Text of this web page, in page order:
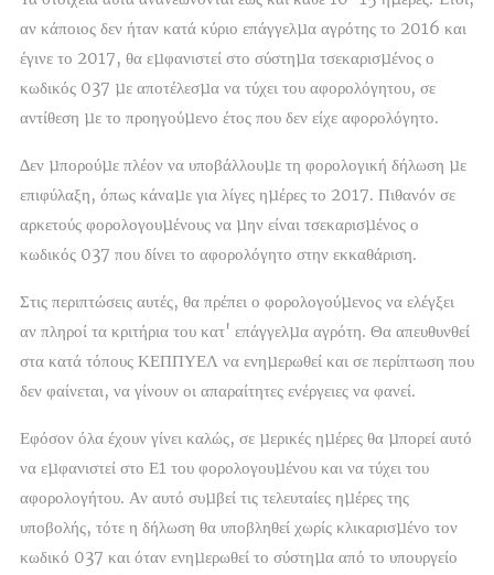
αν κάποιος δεν ήταν κατά κύριο επάγγελµα αγρότης το 2016 και
έγινε το 2017, θα εµφανιστεί στο σύστηµα τσεκαρισµένος ο
κωδικός 037 µε αποτέλεσµα να τύχει του αφορολόγητου, σε
αντίθεση µε το προηγούµενο έτος που δεν είχε αφορολόγητο.
∆εν µπορούµε πλέον να υποβάλλουµε τη φορολογική δήλωση µε
επιφύλαξη, όπως κάναµε για λίγες ηµέρες το 2017. Πιθανόν σε
αρκετούς φορολογουµένους να µην είναι τσεκαρισµένος ο
κωδικός 037 που δίνει το αφορολόγητο στην εκκαθάριση.
Στις περιπτώσεις αυτές, θα πρέπει ο φορολογούµενος να ελέγξει
αν πληροί τα κριτήρια του κατ' επάγγελµα αγρότη. Θα απευθυνθεί
στα κατά τόπους ΚΕΠΠΥΕΛ να ενηµερωθεί και σε περίπτωση που
δεν φαίνεται, να γίνουν οι απαραίτητες ενέργειες να φανεί.
Εφόσον όλα έχουν γίνει καλώς, σε µερικές ηµέρες θα µπορεί αυτό
να εµφανιστεί στο Ε1 του φορολογουµένου και να τύχει του
αφορολογήτου. Αν αυτό συµβεί τις τελευταίες ηµέρες της
υποβολής, τότε η δήλωση θα υποβληθεί χωρίς κλικαρισµένο τον
κωδικό 037 και όταν ενηµερωθεί το σύστηµα από το υπουργείο